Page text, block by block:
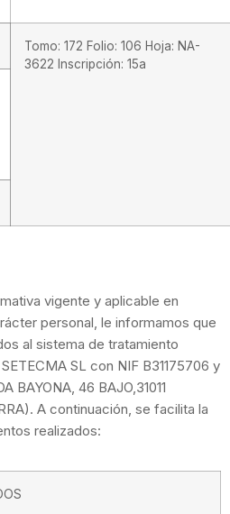
Tomo: 172 Folio: 106 Hoja: NA-
3622 Inscripción: 15a
vigente y aplicable en
personal, le informamos que
al sistema de tratamiento
SL con NIF B31175706 y
BAYONA, 46 BAJO,31011
A continuación, se facilita la
realizados: